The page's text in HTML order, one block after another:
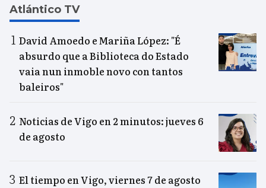
Atlántico TV
David Amoedo e Mariña López: "É
absurdo que a Biblioteca do Estado
vaia nun inmoble novo con tantos
baleiros"
Noticias de Vigo en 2 minutos: jueves 6
de agosto
El tiempo en Vigo, viernes 7 de agosto